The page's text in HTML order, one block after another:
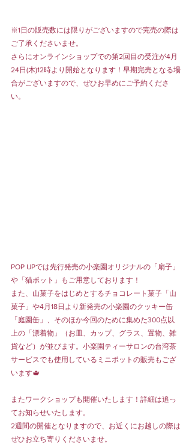
※1日の販売数には限りがございますので完売の際は
ご了承くださいませ。
さらにオンラインショップでの第2回目の受注が4月
24日(木)12時より開始となります！早期完売となる場
合がございますので、ぜひお早めにご予約くださ
い。
POP UPでは先行発売の小楽園オリジナルの「扇子」
や「猫ポット」もご用意しております！
また、山菓子をはじめとするチョコレート菓子「山
菓子」や4月18日より新発売の小楽園のクッキー缶
「庭園缶」、そのほか今回のために集めた300点以
上の「漂着物」（お皿、カップ、グラス、置物、雑
貨など）が並びます。小楽園ティーサロンの台湾茶
サービスでも使用しているミニポットの販売もござ
います🫖
またワークショップも開催いたします！詳細は追っ
てお知らせいたします。
2週間の開催となりますので、お近くにお越しの際は
ぜひお立ち寄りくださいませ。